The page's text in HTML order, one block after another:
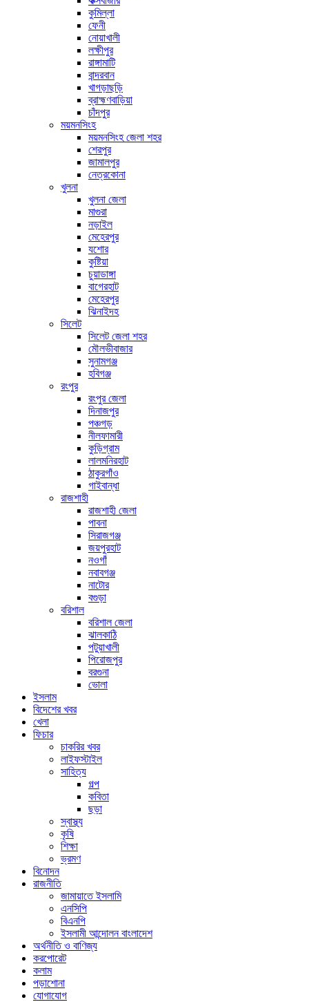
কুমিল্লা
ফেনী
নোয়াখালী
লক্ষীপুর
রাঙ্গামাটি
বান্দরবান
খাগড়াছড়ি
ব্রাহ্মণবাড়িয়া
চাঁদপুর
ময়মনসিংহ
ময়মনসিংহ জেলা শহর
শেরপুর
জামালপুর
নেত্রকোনা
খুলনা
খুলনা জেলা
মাগুরা
নড়াইল
মেহেরপুর
যশোর
কুষ্টিয়া
চুয়াডাঙ্গা
বাগেরহাট
মেহেরপুর
ঝিনাইদহ
সিলেট
সিলেট জেলা শহর
মৌলভীবাজার
সুনামগঞ্জ
হবিগঞ্জ
রংপুর
রংপুর জেলা
দিনাজপুর
পঞ্চগড়
নীলফামারী
কুড়িগ্রাম
লালমনিরহাট
ঠাকুরগাঁও
গাইবান্ধা
রাজশাহী
রাজশাহী জেলা
পাবনা
সিরাজগঞ্জ
জয়পুরহাট
নওগাঁ
নবাবগঞ্জ
নাটোর
বগুড়া
বরিশাল
বরিশাল জেলা
ঝালকাঠি
পটুয়াখালী
পিরোজপুর
বরগুনা
ভোলা
ইসলাম
বিদেশের খবর
খেলা
ফিচার
চাকরির খবর
লাইফস্টাইল
সাহিত্য
গল্প
কবিতা
ছড়া
স্বাস্থ্য
কৃষি
শিক্ষা
ভ্রমণ
বিনোদন
রাজনীতি
জামায়াতে ইসলামি
এনসিপি
বিএনপি
ইসলামী আন্দোলন বাংলাদেশ
অর্থনীতি ও বাণিজ্য
করপোরেট
কলাম
পড়াশোনা
যোগাযোগ